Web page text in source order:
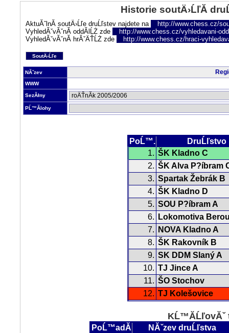
Historie soutÄ›ĹľĂ­
AktuĂˇlnĂ­ soutÄ›Ĺľe druĹľstev najdete na
http://www.chess.cz/
VyhledĂˇvĂˇnĂ­ oddĂ­lĹŻ zde
http://www.chess.cz/vyhledavani-
VyhledĂˇvĂˇnĂ­ hrĂˇÄŤĹŻ zde
http://www.chess.cz/hraci-
SoutÄ›Ĺľe
NĂˇzev
WWW
SezĂłny
PĹ™Ă­lohy
PoĹ™.
DruĹľstvo
1. ŠK Kladno C
2. ŠK Alva P?íbram
3. Spartak Žebrák B
4. ŠK Kladno D
5. SOU P?íbram A
6.
Lokomotiva
7.
NOVA Kladno A
8. ŠK Rakovník B
9. SK DDM Slaný A
10. TJ Jince A
11. ŠO Stochov
12. TJ Kolešovice
KĹ™Ă­ĹľovĂˇ
PoĹ™adĂ­
NĂˇzev druĹľstva